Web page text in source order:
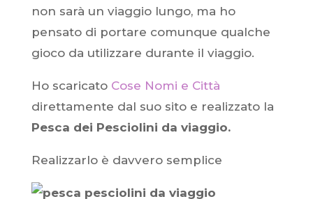
non sarà un viaggio lungo, ma ho
pensato di portare comunque qualche
gioco da utilizzare durante il viaggio.
Ho scaricato Cose Nomi e Città
direttamente dal suo sito e realizzato la
Pesca dei Pesciolini da viaggio.
Realizzarlo è davvero semplice